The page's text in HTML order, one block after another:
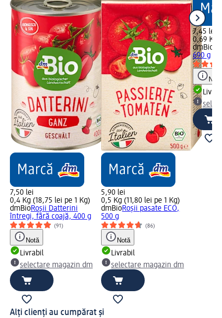
7,50 lei
0,4 Kg (18,75 lei pe 1 Kg)
dmBioRoșii Datterini
întregi, fără coajă, 400 g
(91)
Notă
Livrabil
selectare magazin dm
5,90 lei
0,5 Kg (11,80 lei pe 1 Kg)
dmBioRoșii pasate ECO,
500 g
(86)
Notă
Livrabil
selectare magazin dm
7,45 lei
0,69 Kg
dmBio
690 g
Notă
Alți clienți au cumpărat și